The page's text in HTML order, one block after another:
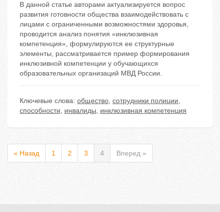
В данной статье авторами актуализируется вопрос
развития готовности общества взаимодействовать с
лицами с ограниченными возможностями здоровья,
проводится анализ понятия «инклюзивная
компетенция», формулируются ее структурные
элементы, рассматривается пример формирования
инклюзивной компетенции у обучающихся
образовательных организаций МВД России.
Ключевые слова: общество, сотрудники полиции,
способности, инвалиды, инклюзивная компетенция
« Назад 1 2 3 4 Вперед »